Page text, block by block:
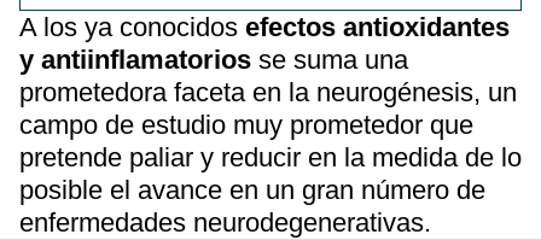
A los ya conocidos efectos antioxidantes
y antiinflamatorios se suma una
prometedora faceta en la neurogénesis, un
campo de estudio muy prometedor que
pretende paliar y reducir en la medida de lo
posible el avance en un gran número de
enfermedades neurodegenerativas.